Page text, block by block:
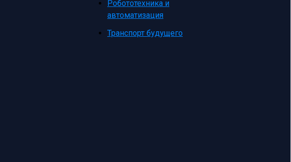
Робототехника и
автоматизация
Транспорт будущего